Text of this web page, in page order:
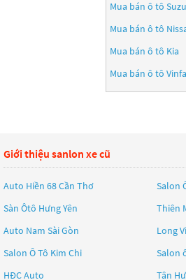
Mua bán ô tô
Mua bán ô tô
Mua bán ô tô Kia
Mua bán ô tô
Giới thiệu sanlon xe cũ
Auto Hiền 68 Cần Thơ
Salon
Sàn Ôtô Hưng Yên
Thiên
Auto Nam Sài Gòn
Long
Salon Ô Tô Kim Chi
Salon
HĐC Auto
Tân